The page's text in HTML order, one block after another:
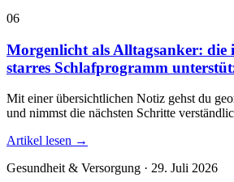
06
Morgenlicht als Alltagsanker: die
starres Schlafprogramm
Mit einer übersichtlichen Notiz gehst du
und nimmst die nächsten Schritte
Artikel lesen →
Gesundheit & Versorgung · 29. Juli 2026